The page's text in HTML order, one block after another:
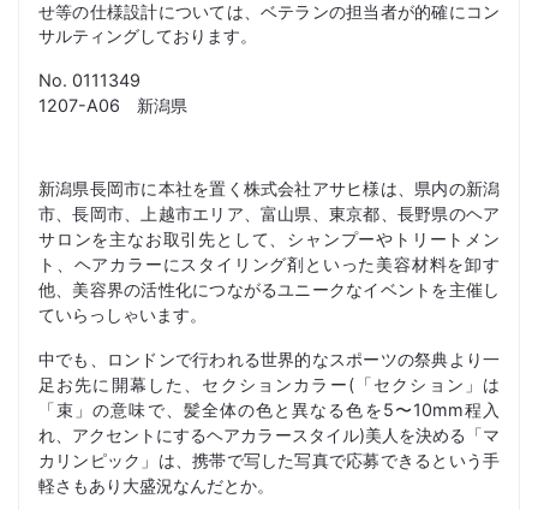
せ等の仕様設計については、ベテランの担当者が的確にコン
サルティングしております。
No. 0111349
1207-A06 新潟県
新潟県長岡市に本社を置く株式会社アサヒ様は、県内の新潟
市、長岡市、上越市エリア、富山県、東京都、長野県のヘア
サロンを主なお取引先として、シャンプーやトリートメン
ト、ヘアカラーにスタイリング剤といった美容材料を卸す
他、美容界の活性化につながるユニークなイベントを主催し
ていらっしゃいます。
中でも、ロンドンで行われる世界的なスポーツの祭典より一
足お先に開幕した、セクションカラー(「セクション」は
「束」の意味で、髪全体の色と異なる色を5〜10mm程入
れ、アクセントにするヘアカラースタイル)美人を決める「マ
カリンピック」は、携帯で写した写真で応募できるという手
軽さもあり大盛況なんだとか。